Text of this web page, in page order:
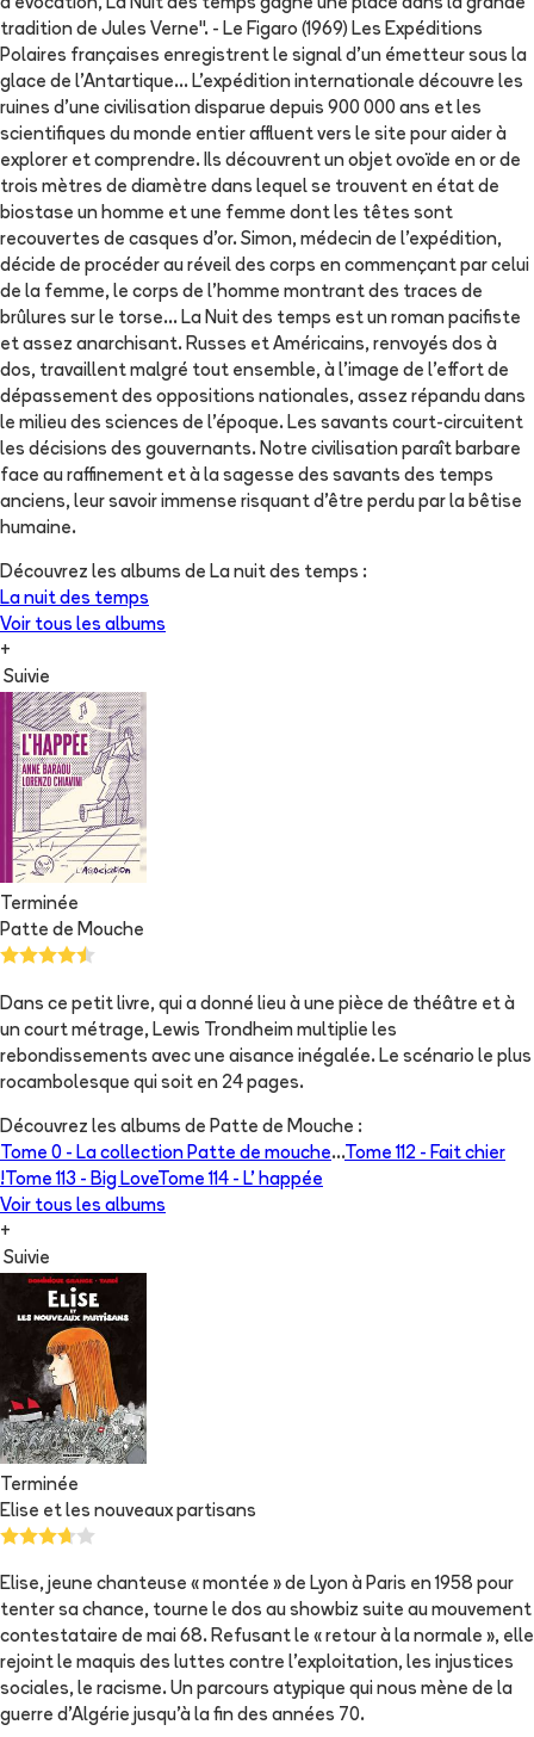
d'évocation, La Nuit des temps gagne une place dans la grande
tradition de Jules Verne". - Le Figaro (1969) Les Expéditions
Polaires françaises enregistrent le signal d'un émetteur sous la
glace de l'Antartique... L'expédition internationale découvre les
ruines d'une civilisation disparue depuis 900 000 ans et les
scientifiques du monde entier affluent vers le site pour aider à
explorer et comprendre. Ils découvrent un objet ovoïde en or de
trois mètres de diamètre dans lequel se trouvent en état de
biostase un homme et une femme dont les têtes sont
recouvertes de casques d'or. Simon, médecin de l'expédition,
décide de procéder au réveil des corps en commençant par celui
de la femme, le corps de l'homme montrant des traces de
brûlures sur le torse... La Nuit des temps est un roman pacifiste
et assez anarchisant. Russes et Américains, renvoyés dos à
dos, travaillent malgré tout ensemble, à l'image de l'effort de
dépassement des oppositions nationales, assez répandu dans
le milieu des sciences de l'époque. Les savants court-circuitent
les décisions des gouvernants. Notre civilisation paraît barbare
face au raffinement et à la sagesse des savants des temps
anciens, leur savoir immense risquant d'être perdu par la bêtise
humaine.
Découvrez les albums de La nuit des temps :
La nuit des temps
Voir tous les albums
+
Suivie
Terminée
Patte de Mouche
Dans ce petit livre, qui a donné lieu à une pièce de théâtre et à
un court métrage, Lewis Trondheim multiplie les
rebondissements avec une aisance inégalée. Le scénario le plus
rocambolesque qui soit en 24 pages.
Découvrez les albums de Patte de Mouche :
Tome 0 - La collection Patte de mouche...Tome 112 - Fait chier
! Tome 113 - Big LoveTome 114 - L' happée
Voir tous les albums
+
Suivie
Terminée
Elise et les nouveaux partisans
Elise, jeune chanteuse « montée » de Lyon à Paris en 1958 pour
tenter sa chance, tourne le dos au showbiz suite au mouvement
contestataire de mai 68. Refusant le « retour à la normale », elle
rejoint le maquis des luttes contre l'exploitation, les injustices
sociales, le racisme. Un parcours atypique qui nous mène de la
guerre d'Algérie jusqu'à la fin des années 70.